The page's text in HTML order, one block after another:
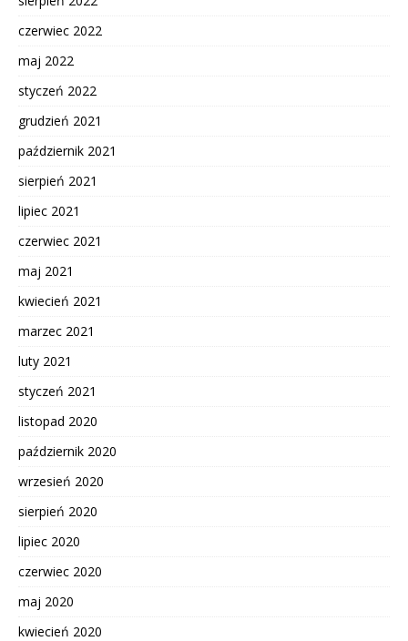
czerwiec 2022
maj 2022
styczeń 2022
grudzień 2021
październik 2021
sierpień 2021
lipiec 2021
czerwiec 2021
maj 2021
kwiecień 2021
marzec 2021
luty 2021
styczeń 2021
listopad 2020
październik 2020
wrzesień 2020
sierpień 2020
lipiec 2020
czerwiec 2020
maj 2020
kwiecień 2020